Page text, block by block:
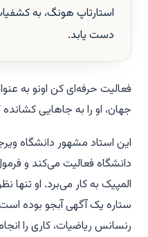
استارتاپ هونگ، به
دست یابد.
فعالیت حرفه‌ای کن اونو به
جهان، او را به جاهایی
این استاد مشهور دانشگاه
دانشگاه فعالیت می‌کند و
المپیک به کار می‌برد. او تنها
ستاره یک آگهی آبجو بوده
رنسانس ریاضیات، کاری را